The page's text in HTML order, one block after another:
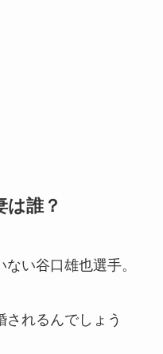
は誰？
い谷口雄也選手。
れるんでしょう